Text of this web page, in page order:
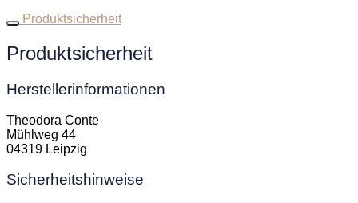
Produktsicherheit
Produktsicherheit
Herstellerinformationen
Theodora Conte
Mühlweg 44
04319 Leipzig
Sicherheitshinweise